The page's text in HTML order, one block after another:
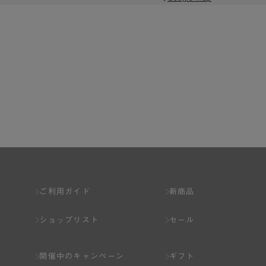
ご利用ガイド
ショップリスト
開催中のキャンペーン
新商品
セール
ギフト